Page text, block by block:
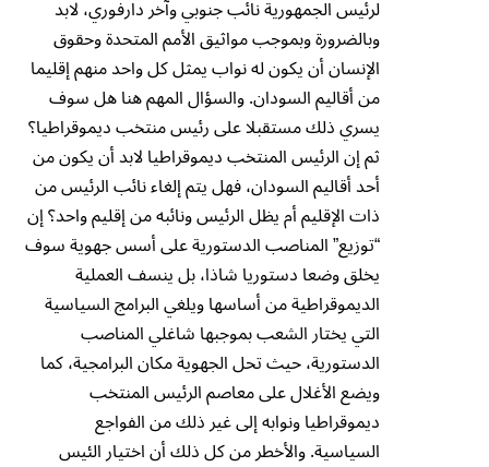
لرئيس الجمهورية نائب جنوبي وآخر دارفوري، لابد
وبالضرورة وبموجب مواثيق الأمم المتحدة وحقوق
الإنسان أن يكون له نواب يمثل كل واحد منهم إقليما
من أقاليم السودان. والسؤال المهم هنا هل سوف
يسري ذلك مستقبلا على رئيس منتخب ديموقراطيا؟
ثم إن الرئيس المنتخب ديموقراطيا لابد أن يكون من
أحد أقاليم السودان، فهل يتم إلغاء نائب الرئيس من
ذات الإقليم أم يظل الرئيس ونائبه من إقليم واحد؟ إن
“توزيع” المناصب الدستورية على أسس جهوية سوف
يخلق وضعا دستوريا شاذا، بل ينسف العملية
الديموقراطية من أساسها ويلغي البرامج السياسية
التي يختار الشعب بموجبها شاغلي المناصب
الدستورية، حيث تحل الجهوية مكان البرامجية، كما
ويضع الأغلال على معاصم الرئيس المنتخب
ديموقراطيا ونوابه إلى غير ذلك من الفواجع
السياسية. والأخطر من كل ذلك أن اختيار الئيس